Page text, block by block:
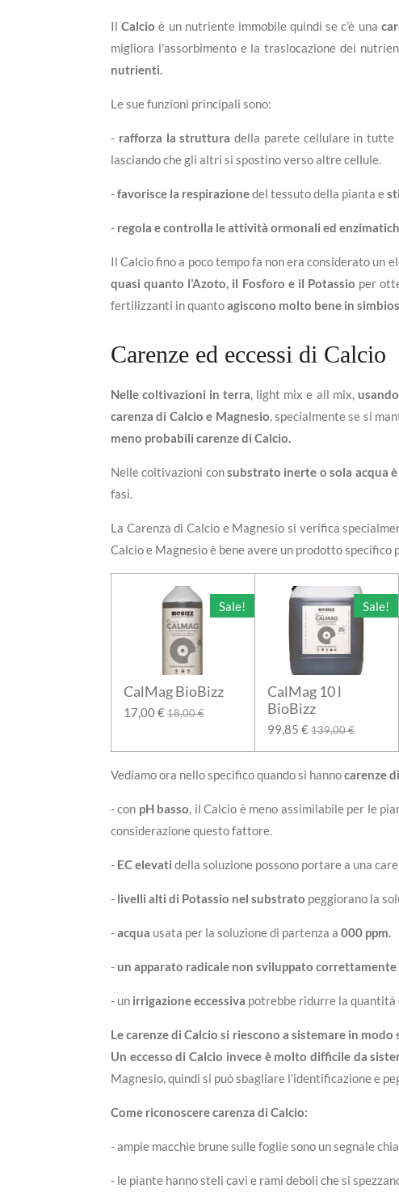
IlCalcio è un nutriente immobile quindi se c’è una
migliora l'assorbimento e la traslocazione dei
nutrienti.
Le sue funzioni principali sono:
- rafforza la struttura della parete cellulare in tutte
lasciando che gli altri si spostino verso altre cellule.
-favorisce la respirazionedel tessuto della pianta e
- regola e controlla le attività ormonali ed
Il Calcio fino a poco tempo fa non era considerato un
quasi quanto l’Azoto, il Fosforo e il Potassio per
fertilizzanti in quantoagiscono molto bene in
Carenze ed eccessi di Calcio
Nelle coltivazioni in terra, light mix e all mix,
carenza di Calcio e Magnesio, specialmente se si
meno probabili carenze di Calcio.
Nelle coltivazioni consubstrato inerte o sola acqua
fasi.
La Carenza di Calcio e Magnesio si verifica
Calcio e Magnesio è bene avere un prodotto
Sale!
CalMag BioBizz
17,00 €18,00 €
Sale!
CalMag 10 l
BioBizz
99,85 €139,00 €
Vediamo ora nello specifico quando si hannocarenze
- con pH basso, il Calcio è meno assimilabile per le
considerazione questo fattore.
- EC elevati della soluzione possono portare a una
- livelli alti di Potassio nel substrato peggiorano la
-acqua usata per la soluzione di partenza a 000 ppm.
-un apparato radicale non sviluppato correttamente
- un irrigazione eccessiva potrebbe ridurre la quantità
Le carenze di Calcio si riescono a sistemare in
Un eccesso di Calcio invece è molto difficile da
Magnesio, quindi si può sbagliare l’identificazione e
Come riconoscere carenza di Calcio:
- ampie macchie brune sulle foglie sono un segnale
- le piante hanno steli cavi e rami deboli che si